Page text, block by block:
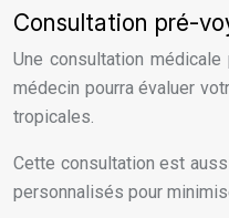
Consultation pré-
Une consultation
médecin pourra évaluer
tropicales.
Cette consultation est
personnalisés pour